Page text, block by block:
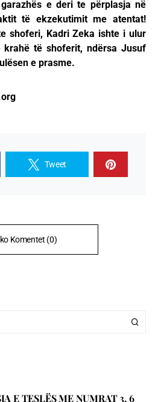
e deri te përplasja në
të ekzekutimit me atentat!
shoferi, Kadri Zeka ishte i ulur
të shoferit, ndërsa Jusuf
e prasme.
Tweet
Komentet (0)
E TESLËS ME NUMRAT 3, 6